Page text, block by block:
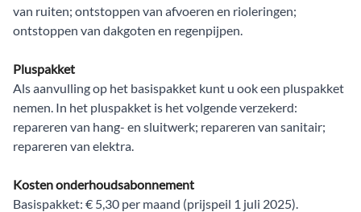
van ruiten; ontstoppen van afvoeren en rioleringen;
ontstoppen van dakgoten en regenpijpen.
Pluspakket
Als aanvulling op het basispakket kunt u ook een pluspakket
nemen. In het pluspakket is het volgende verzekerd:
repareren van hang- en sluitwerk; repareren van sanitair;
repareren van elektra.
Kosten onderhoudsabonnement
Basispakket: € 5,30 per maand (prijspeil 1 juli 2025).